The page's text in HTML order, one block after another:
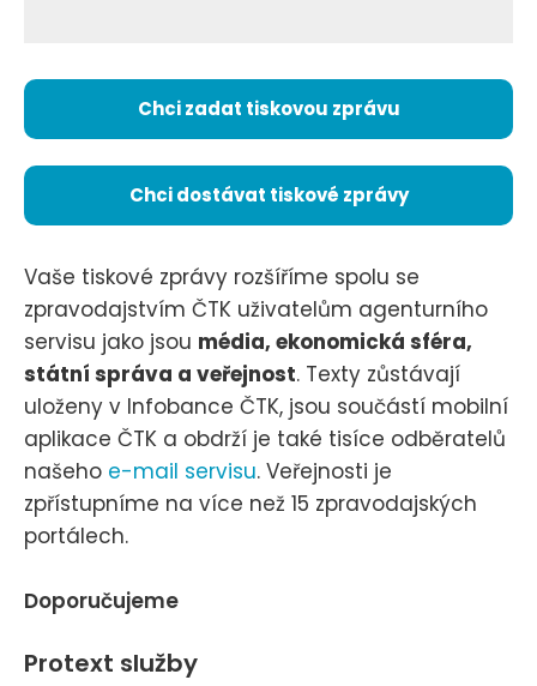
Chci zadat tiskovou zprávu
Chci dostávat tiskové zprávy
Vaše tiskové zprávy rozšíříme spolu se
zpravodajstvím ČTK uživatelům agenturního
servisu jako jsou média, ekonomická sféra,
státní správa a veřejnost. Texty zůstávají
uloženy v Infobance ČTK, jsou součástí mobilní
aplikace ČTK a obdrží je také tisíce odběratelů
našeho e-mail servisu. Veřejnosti je
zpřístupníme na více než 15 zpravodajských
portálech.
Doporučujeme
Protext služby